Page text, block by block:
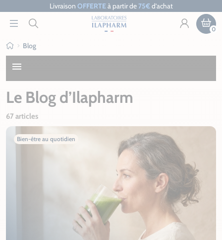
Livraison OFFERTEà partir de 75€d’achat
0
Ilapharm
Blog
menu
Le Blog d’Ilapharm
67 articles
Bien-être au quotidien